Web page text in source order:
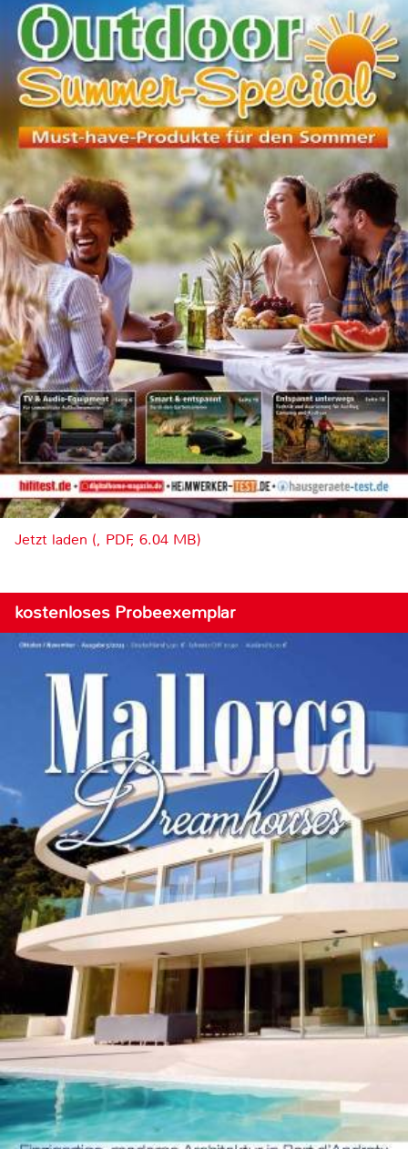
Jetzt laden (, PDF, 6.04 MB)
kostenloses Probeexemplar